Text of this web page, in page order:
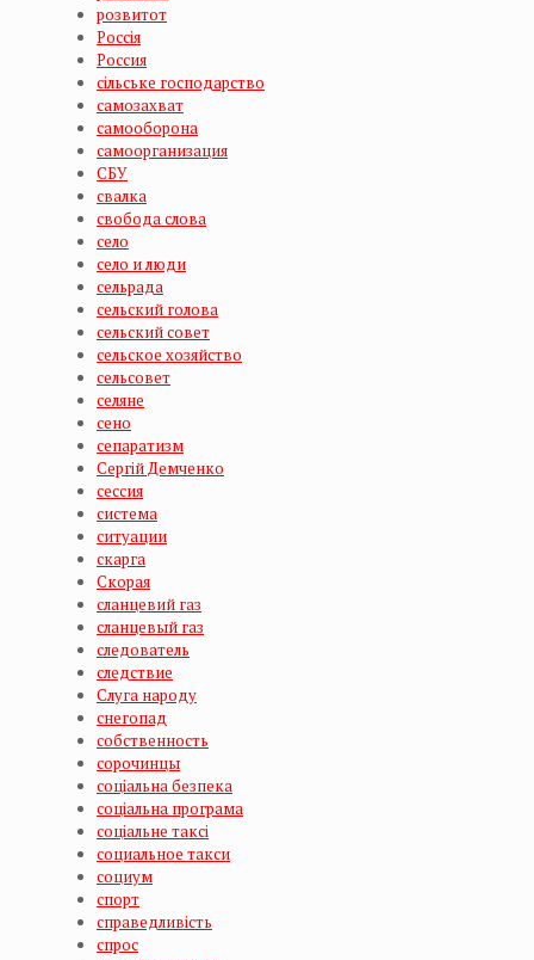
розвитот
Россія
Россия
сільське господарство
самозахват
самооборона
самоорганизация
СБУ
свалка
свобода слова
село
село и люди
сельрада
сельский голова
сельский совет
сельское хозяйство
сельсовет
селяне
сено
сепаратизм
Сергій Демченко
сессия
система
ситуации
скарга
Скорая
сланцевий газ
сланцевый газ
следователь
следствие
Слуга народу
снегопад
собственность
сорочинцы
соціальна безпека
соціальна програма
соціальне таксі
социальное такси
социум
спорт
справедливість
спрос